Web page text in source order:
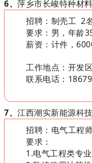
6、萍乡市长峻特种材
招聘：制壳工 2
要求：男，年龄
薪资：计件，
工作地点：开发
联系电话：
7、江西潮实新能源科
招聘：电气工程
要求：
1.电气工程类专